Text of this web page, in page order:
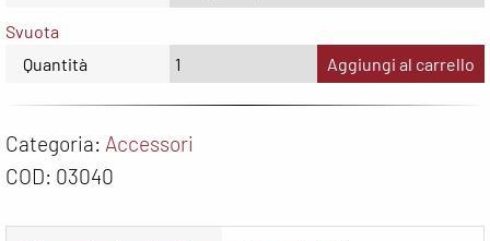
Svuota
Quantità
Aggiungi al carrello
Categoria: Accessori
COD: 03040